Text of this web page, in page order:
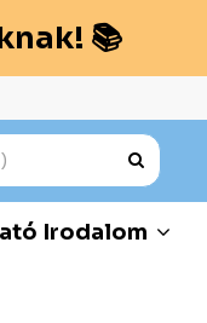
📚
Irodalom